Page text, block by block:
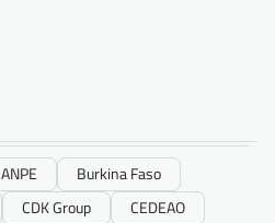
ANPE
Burkina Faso
CDK Group
CEDEAO